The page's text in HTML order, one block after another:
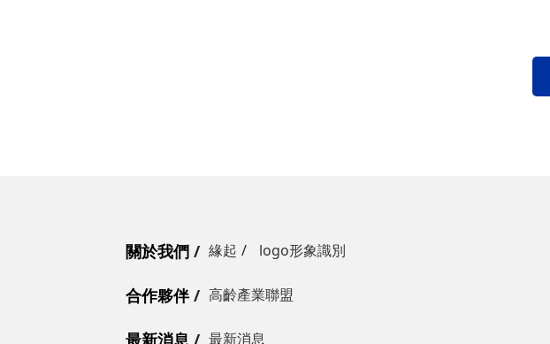
關於我們 緣起 logo形象識別
合作夥伴 高齡產業聯盟
最新消息 最新消息